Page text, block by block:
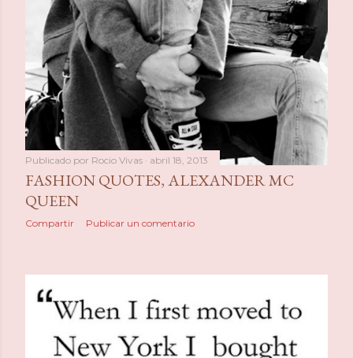
Publicado por Rocio Vivas abril 18, 2013
FASHION QUOTES, ALEXANDER MC
QUEEN
Compartir Publicar un comentario